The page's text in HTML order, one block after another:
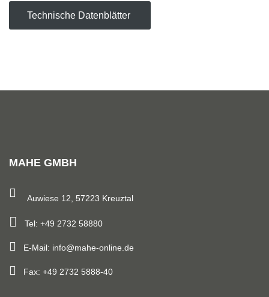
Technische Datenblätter
MAHE GMBH
Auwiese 12, 57223 Kreuztal
Tel: +49 2732 58880
E-Mail: info@mahe-online.de
Fax: +49 2732 5888-40